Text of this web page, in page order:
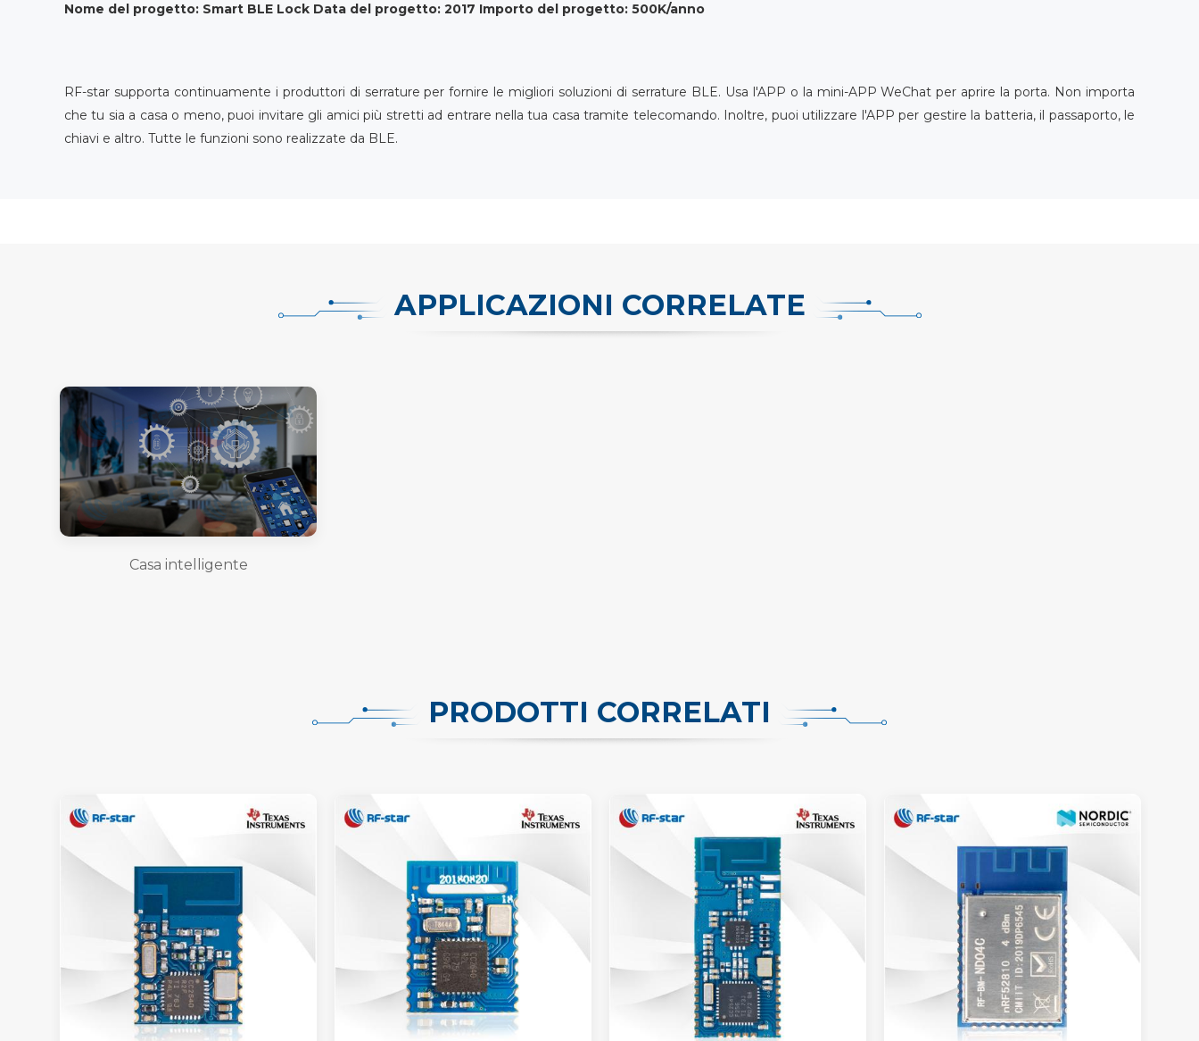
Nome del progetto: Smart BLE Lock Data del progetto: 2017 Importo del progetto: 500K/anno
RF-star supporta continuamente i produttori di serrature per fornire le migliori soluzioni di serrature BLE. Usa l'APP o la mini-APP WeChat per aprire la porta. Non importa
che tu sia a casa o meno, puoi invitare gli amici più stretti ad entrare nella tua casa tramite telecomando. Inoltre, puoi utilizzare l'APP per gestire la batteria, il passaporto, le
chiavi e altro. Tutte le funzioni sono realizzate da BLE.
APPLICAZIONI CORRELATE
Casa intelligente
PRODOTTI CORRELATI